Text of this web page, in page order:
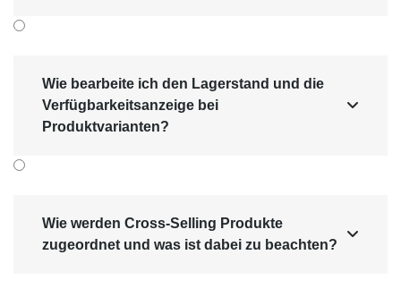
Anfrage, bei der die Checkbox "Variante auf
Anfrage" aktiviert ist.
Wie bearbeite ich den Lagerstand und die
Verfügbarkeitsanzeige bei
Produktvarianten?

Wie werden Cross-Selling Produkte
zugeordnet und was ist dabei zu beachten?
